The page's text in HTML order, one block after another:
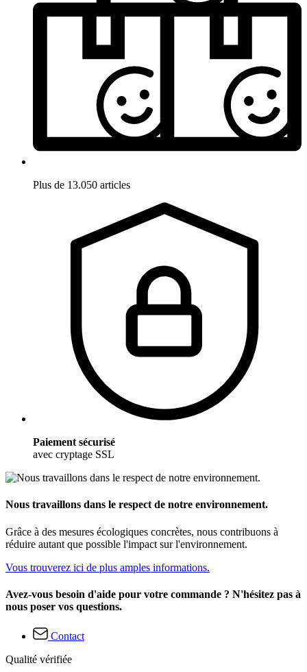
Plus de 13.050 articles
Paiement sécurisé
avec cryptage SSL
Nous travaillons dans le respect de notre environnement.
Grâce à des mesures écologiques concrètes, nous contribuons à
réduire autant que possible l'impact sur l'environnement.
Vous trouverez ici de plus amples informations.
Avez-vous besoin d'aide pour votre commande ? N'hésitez pas à
nous poser vos questions.
Contact
Qualité vérifiée